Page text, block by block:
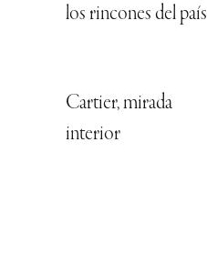
los rincones del país
Cartier, mirada
interior